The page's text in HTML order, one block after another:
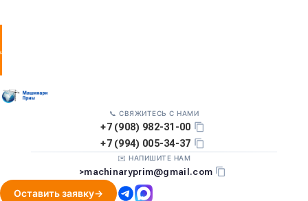
заявку
📞 СВЯЖИТЕСЬ С НАМИ
+7 (908) 982-31-00
+7 (994) 005-34-37
✉️ НАПИШИТЕ НАМ
>machinaryprim@gmail.com
Оставить заявку